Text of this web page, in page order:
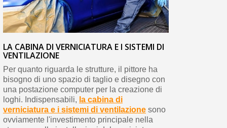
LA CABINA DI VERNICIATURA E I SISTEMI DI
VENTILAZIONE
Per quanto riguarda le strutture, il pittore ha
bisogno di uno spazio di taglio e disegno con
una postazione computer per la creazione di
loghi. Indispensabili, la cabina di
verniciatura e i sistemi di ventilazionesono
ovviamente l'investimento principale nella